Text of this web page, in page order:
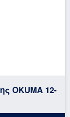
OKUMA 12-